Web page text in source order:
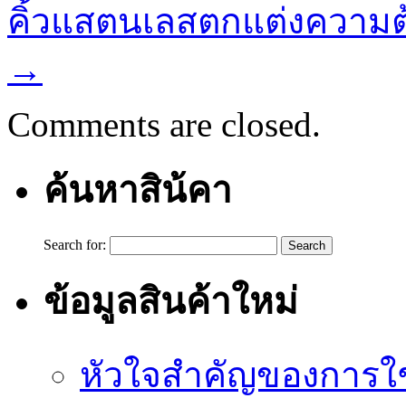
คิ้วแสตนเลสตกแต่งควา
→
Comments are closed.
ค้นหาสิน้คา
Search for:
ข้อมูลสินค้าใหม่
หัวใจสำคัญของการ